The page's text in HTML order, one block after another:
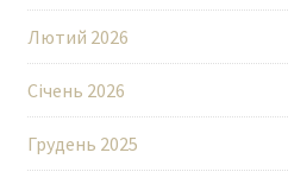
Лютий 2026
Січень 2026
Грудень 2025